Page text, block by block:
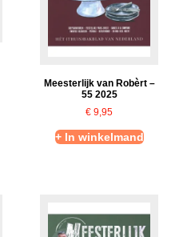
Meesterlijk van Robèrt –
55 2025
€ 9,95
+ In winkelmand